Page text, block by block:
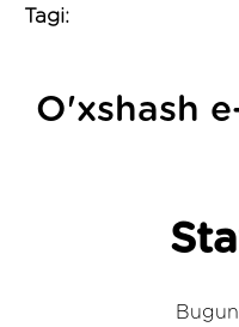
Tagi:
O'xshash